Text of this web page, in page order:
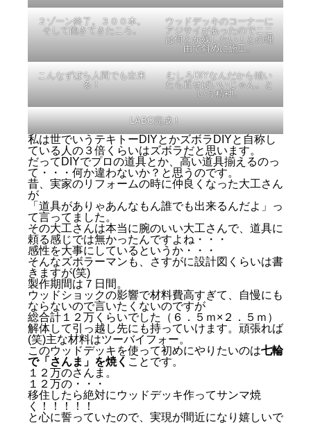
２ゾーン終了。３００本。
そして飽きてきたころ。
ウッドデッキのコーナーに
アジサイがあったのでここ
は何とか残したい！との理
由で斜めに施工。
こんなずぼら人間でも出来
る！
むしろDIYなんだから傾い
たら直せばいいじゃん。と
いう精神。
LABO完成！
私は世でいうテキトーDIYとかズボラDIYと自称し
ている人の３倍くらいはズボラだと思います。
だってDIYでプロの道具とか、高い道具揃えるのっ
て・・・何か違わないか？と思うのです。
昔、実家のリフォームの時に仲良くなった大工さん
が
「道具がありゃあんなもん誰でも出来るんだよ」っ
て言ってました。
その大工さんは本当に腕のいい大工さんで、道具に
頼る感じでは無かったんですよね・・・
感性を大事にしているというか・・・
そんなズボラーマンも、さすがに設計図くらいは書
きますが(笑)
製作期間は７日間。
ウッドショックの影響で材料費高すぎて、自慢にも
ならないので言いたくないのですが
総合計１２万くらいでした（６．５ｍ×２．５ｍ）
解体して引っ越し先にも持っていけます。頑張れば
(笑)主な材料はツーバイフォー。
このウッドデッキを使って初めにやりたいのは七輪
で「さんま」を焼く ことです。
１２万のさんま。
１２万の・・・
移住したら絶対にウッドデッキ作ってサンマ焼
く！！！！！
と心に誓っていたので、実現が間近になり嬉しいで